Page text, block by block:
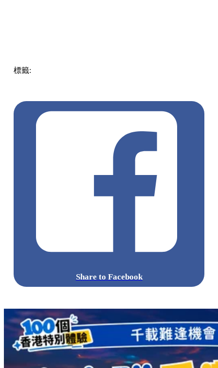
標籤:
Share to Facebook